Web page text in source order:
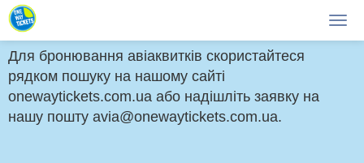
Main page
Для бронювання авіаквитків скористайтеся
рядком пошуку на нашому сайті
onewaytickets.com.ua або надішліть заявку на
нашу пошту avia@onewaytickets.com.ua.